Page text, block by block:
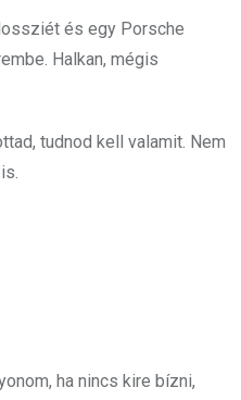
és egy Porsche
Halkan, mégis
tudnod kell valamit. Nem
ha nincs kire bízni,